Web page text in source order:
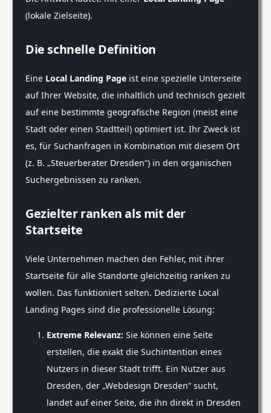
(lokale Zielseite).
Die schnelle Definition
Eine Local Landing Page ist eine spezielle Unterseite
auf Ihrer Website, die inhaltlich und technisch gezielt
auf eine bestimmte geografische Region (meist eine
Stadt oder einen Stadtteil) optimiert ist. Ihr Zweck ist
es, für Suchanfragen in Kombination mit diesem Ort
(z. B. „Steuerberater Dresden“) in den organischen
Suchergebnissen zu ranken.
Gezielter ranken als mit der
Startseite
Viele Unternehmen machen den Fehler, mit ihrer
Startseite für alle Standorte gleichzeitig ranken zu
wollen. Das funktioniert selten. Dedizierte Local
Landing Pages sind die professionelle Lösung:
Extreme Relevanz: Sie können eine Seite
erstellen, die exakt die Suchintention eines
Nutzers in dieser Stadt trifft. Ein Nutzer aus
Dresden, der „Webdesign Dresden“ sucht,
landet auf einer Seite, die ihn direkt in Dresden